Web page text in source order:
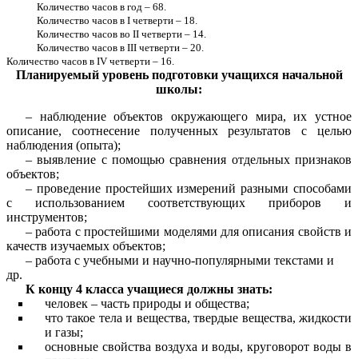
Количество часов в год – 68.
Количество часов в I четверти – 18.
Количество часов во II четверти – 14.
Количество часов в III четверти – 20.
Количество часов в IV четверти – 16.
Планируемый уровень подготовки учащихся начальной
школы:
– наблюдение объектов окружающего мира, их устное
описание, соотнесение полученных результатов с целью
наблюдения (опыта);
– выявление с помощью сравнения отдельных признаков
объектов;
– проведение простейших измерений разными способами
с использованием соответствующих приборов и
инструментов;
– работа с простейшими моделями для описания свойств и
качеств изучаемых объектов;
– работа с учебными и научно-популярными текстами и
др.
К концу 4 класса учащиеся должны знать:
человек – часть природы и общества;
что такое тела и вещества, твердые вещества, жидкости
и газы;
основные свойства воздуха и воды, круговорот воды в